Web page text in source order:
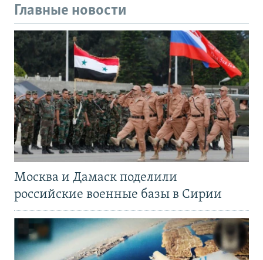
Главные новости
Москва и Дамаск поделили
российские военные базы в Сирии